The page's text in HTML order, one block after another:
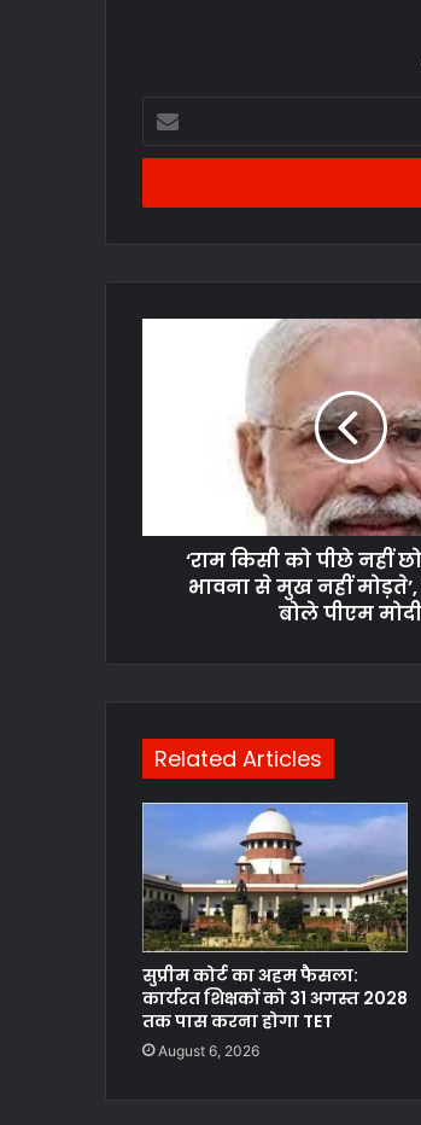
your
Email
‘राम किसी को पीछे नहीं
भावना से मुख नहीं
बोले पीएम मोदी
Related Articles
सुप्रीम कोर्ट का अहम फैसला:
कार्यरत शिक्षकों को 31 अगस्त 2028
तक पास करना होगा TET
August 6, 2026